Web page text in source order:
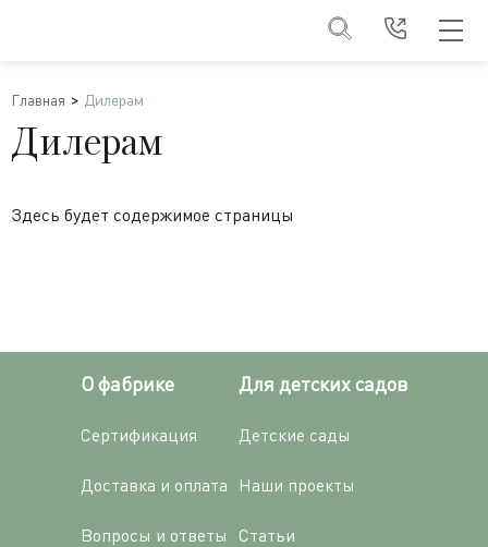
Главная Дилерам
Дилерам
Здесь будет содержимое страницы
О фабрике
Сертификация
Доставка и оплата
Вопросы и ответы
Для детских садов
Детские сады
Наши проекты
Статьи